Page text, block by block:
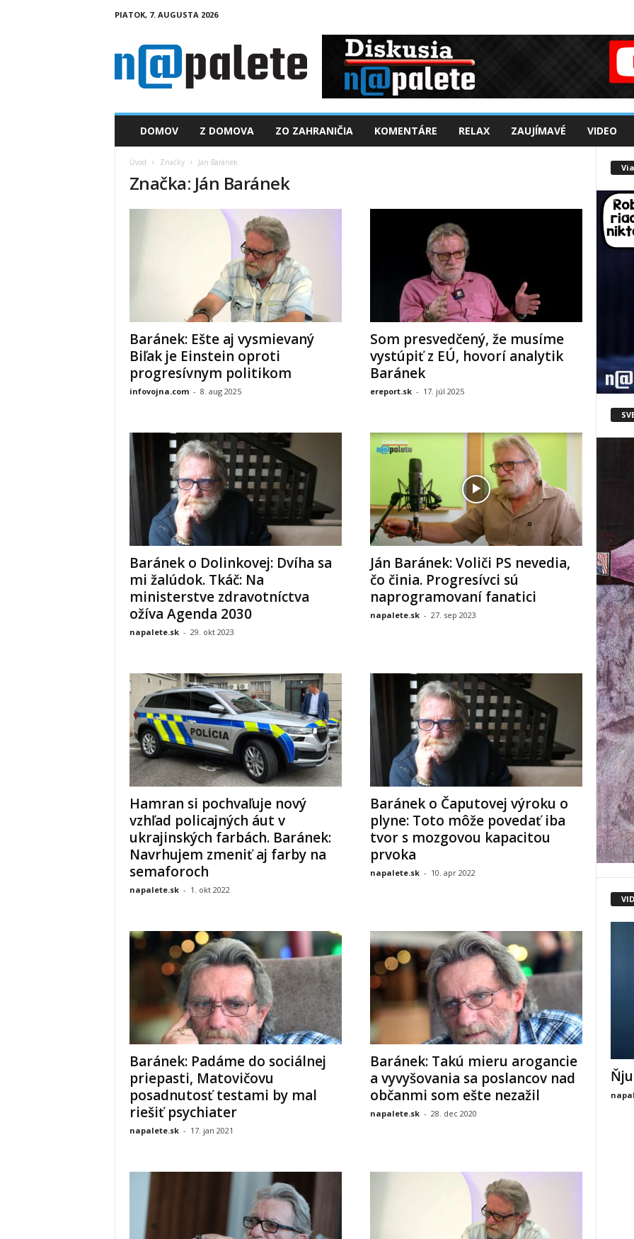
PIATOK, 7. AUGUSTA 2026
a
DOMOV Z DOMOVA ZO ZAHRANIČIA KOMENTÁRE RELAX ZAUJÍMAVÉ VIDEO
Úvod Značky Ján Baránek
Značka: Ján Baránek
Baránek: Ešte aj vysmievaný
Biľak je Einstein oproti
progresívnym politikom
infovojna.com - 8. aug 2025
Som presvedčený, že musíme
vystúpiť z EÚ, hovorí analytik
Baránek
ereport.sk - 17. júl 2025
Baránek o Dolinkovej: Dvíha sa
mi žalúdok. Tkáč: Na
ministerstve zdravotníctva
ožíva Agenda 2030
napalete.sk - 29. okt 2023
Ján Baránek: Voliči PS nevedia,
čo činia. Progresívci sú
naprogramovaní fanatici
napalete.sk - 27. sep 2023
Hamran si pochvaľuje nový
vzhľad policajných áut v
ukrajinských farbách. Baránek:
Navrhujem zmeniť aj farby na
semaforoch
napalete.sk - 1. okt 2022
Baránek o Čaputovej výroku o
plyne: Toto môže povedať iba
tvor s mozgovou kapacitou
prvoka
napalete.sk - 10. apr 2022
Baránek: Padáme do sociálnej
priepasti, Matovičovu
posadnutosť testami by mal
riešiť psychiater
napalete.sk - 17. jan 2021
Baránek: Takú mieru arogancie
a vyvyšovania sa poslancov nad
občanmi som ešte nezažil
napalete.sk - 28. dec 2020